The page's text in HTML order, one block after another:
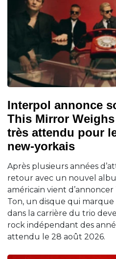
Interpol annonce
This Mirror
très attendu pour
new-yorkais
Après plusieurs années
retour avec un nouvel
américain vient d’annoncer
Ton, un disque qui
dans la carrière du trio
rock indépendant des
attendu le 28 août 2026.